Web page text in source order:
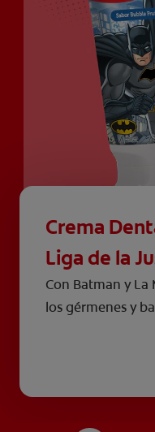
Crema
Liga de la
Con Batman y
los gérmenes y